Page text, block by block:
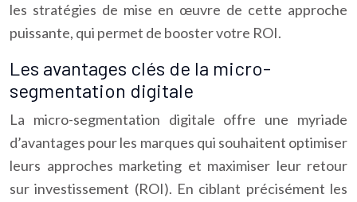
les stratégies de mise en œuvre de cette approche
puissante, qui permet de booster votre ROI.
Les avantages clés de la micro-
segmentation digitale
La micro-segmentation digitale offre une myriade
d’avantages pour les marques qui souhaitent optimiser
leurs approches marketing et maximiser leur retour
sur investissement (ROI). En ciblant précisément les